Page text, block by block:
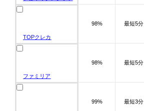
TOPクレカ
98% 最短5分
ファミリア
98% 最短5分
99% 最短3分